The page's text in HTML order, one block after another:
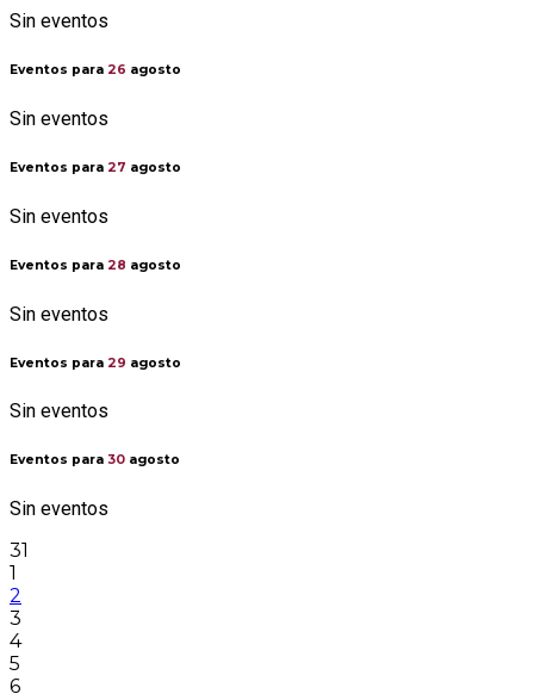
Sin eventos
Eventos para 26 agosto
Sin eventos
Eventos para 27 agosto
Sin eventos
Eventos para 28 agosto
Sin eventos
Eventos para 29 agosto
Sin eventos
Eventos para 30 agosto
Sin eventos
31
1
2
3
4
5
6